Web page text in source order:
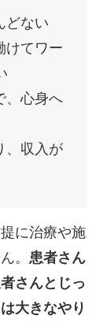
どない
けてワー
、心身へ
、収入が
に治療や施
。 患者さん
さんとじっ
大きなやり